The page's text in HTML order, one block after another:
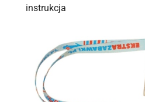
instrukcja